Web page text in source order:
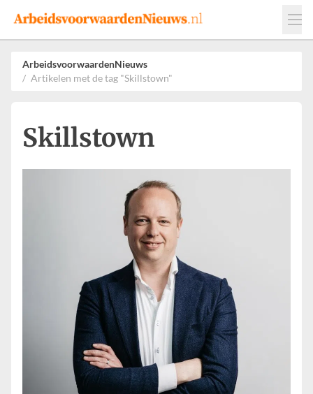
Events
Adverteren
Leveranciers
Werkgevers
ArbeidsvoorwaardenNieuws
Artikelen met de tag "Skillstown"
Skillstown